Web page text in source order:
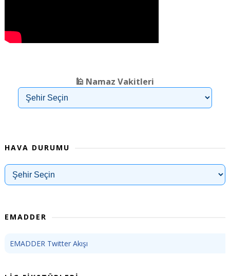
🕌 Namaz Vakitleri
HAVA DURUMU
EMADDER
EMADDER Twitter Akışı